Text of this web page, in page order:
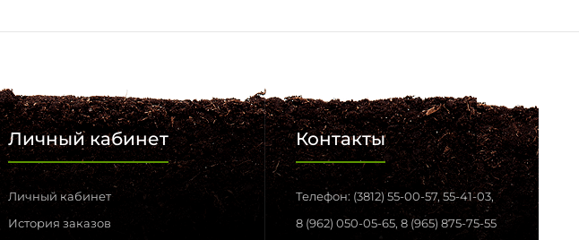
Личный кабинет
Личный кабинет
История заказов
Контакты
Телефон: (3812) 55-00-57, 55-41-03,
8 (962) 050-05-65, 8 (965) 875-75-55